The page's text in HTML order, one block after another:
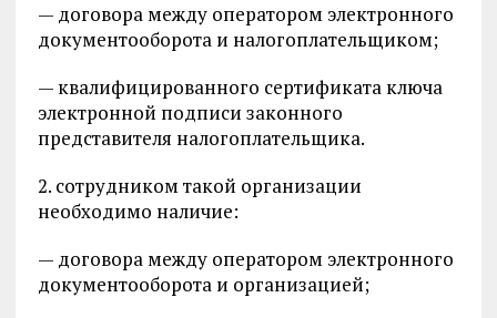
— договора между оператором электронного
документооборота и налогоплательщиком;
— квалифицированного сертификата ключа
электронной подписи законного
представителя налогоплательщика.
2. сотрудником такой организации
необходимо наличие:
— договора между оператором электронного
документооборота и организацией;